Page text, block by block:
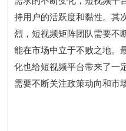
持用户的活跃度和黏性。其
烈，短视频矩阵团队需要不
能在市场中立于不败之地。
化也给短视频平台带来了一
需要不断关注政策动向和市